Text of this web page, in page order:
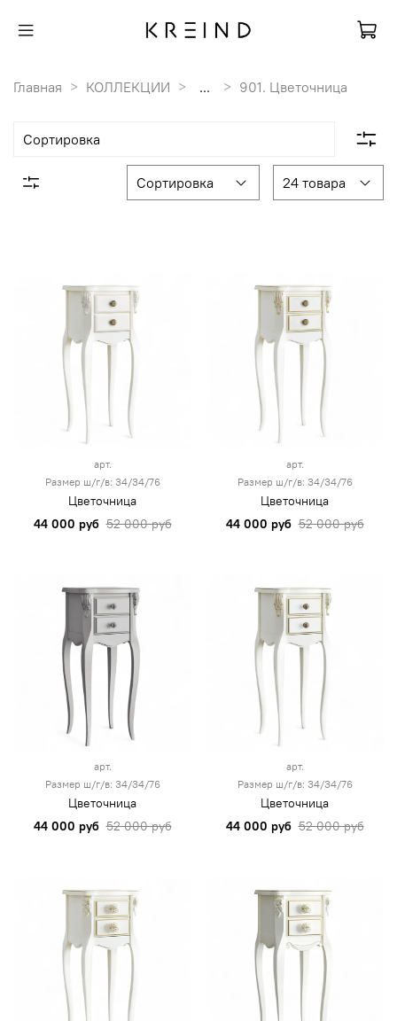
Главная КОЛЛЕКЦИИ ... 901. Цветочница
арт.
Размер ш/г/в: 34/34/76
Цветочница
44 000 руб 52 000 руб
арт.
Размер ш/г/в: 34/34/76
Цветочница
44 000 руб 52 000 руб
арт.
Размер ш/г/в: 34/34/76
Цветочница
44 000 руб 52 000 руб
арт.
Размер ш/г/в: 34/34/76
Цветочница
44 000 руб 52 000 руб